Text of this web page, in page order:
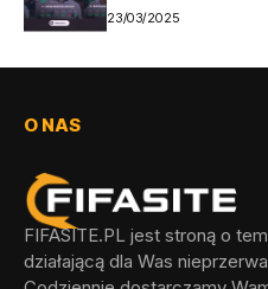
23/03/2025
O NAS
FIFASITE.PL jest stroną o
działającą dla Was